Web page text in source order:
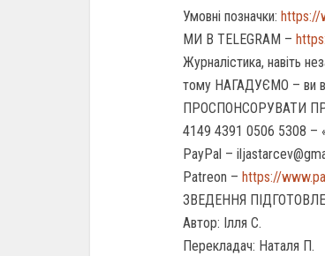
Умовні позначки: https://
МИ В TELEGRAM –
Журналістика, навіть
тому НАГАДУЄМО – ви
ПРОСПОНСОРУВАТИ
4149 4391 0506 5308 –
PayPal –
Patreon – https://
ЗВЕДЕННЯ
Автор: Ілля С.
Перекладач: Наталя П.